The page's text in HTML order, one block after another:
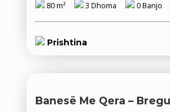
80 m² 3 Dhoma 0 Banjo
Prishtina
Banesë Me Qera –